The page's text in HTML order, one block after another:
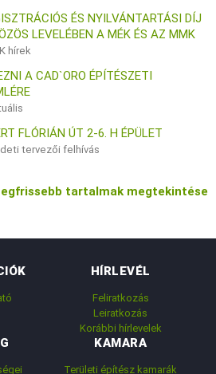
ÉS NYILVÁNTARTÁSI DÍJ
LEVELÉBEN A MÉK ÉS AZ MMK
hírek
A CAD`ORO ÉPÍTÉSZETI
FLÓRIÁN ÚT 2-6. H ÉPÜLET
tervezői felhívás
tartalmak megtekintése
HÍRLEVÉL
Feliratkozás
Leiratkozás
Korábbi hírlevelek
KAMARA
Területi építész kamarák